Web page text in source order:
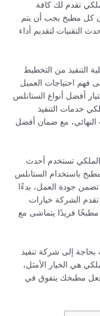
تقدم لك كافة
كل مطبخ يجب أن يتم
التقنيات لتقديم أداء
التنفيذ من التخطيط
فهم احتياجات العميل
أفضل أنواع الستانلس
خدمات التنفيذ
النهائي، مع ضمان أفضل
تستخدم أحدث
باستخدام الستانلس
تضمن جودة العمل، بدءًا
تقدم الشركة خيارات
فريدًا يتماشى مع
إلى شركة تنفيذ
هي الخيار الأمثل،
لجعل مطبخك يتفوق في